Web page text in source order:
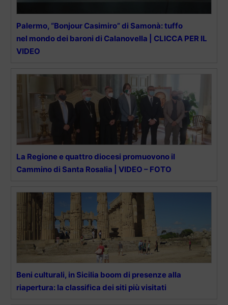
Palermo, “Bonjour Casimiro” di Samonà: tuffo
nel mondo dei baroni di Calanovella | CLICCA PER IL
VIDEO
La Regione e quattro diocesi promuovono il
Cammino di Santa Rosalia | VIDEO – FOTO
Beni culturali, in Sicilia boom di presenze alla
riapertura: la classifica dei siti più visitati